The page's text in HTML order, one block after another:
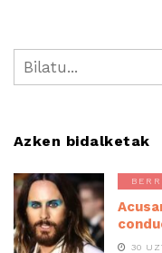
Azken bidalketak
30